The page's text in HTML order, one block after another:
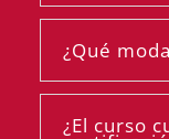
¿Qué
¿El curso